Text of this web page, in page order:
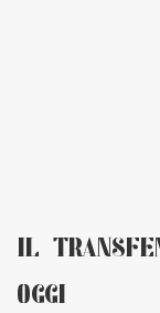
Skip to
IL
OGGI